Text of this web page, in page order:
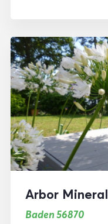
Arbor Mineral
Baden 56870